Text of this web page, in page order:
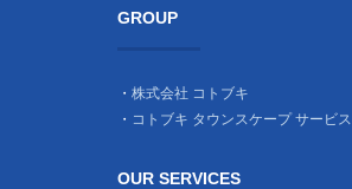
GROUP
・ 株式会社 コトブキ
・ コトブキ タウンスケープ サービス
OUR SERVICES